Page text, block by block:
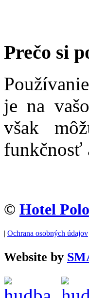
Prečo si
je na
však
funkčnosť
© Hotel Polo
| Ochrana osobných údajov
Website by